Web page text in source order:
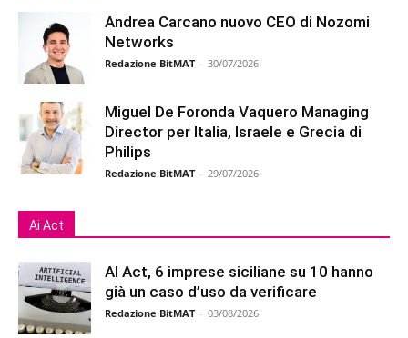
Andrea Carcano nuovo CEO di Nozomi
Networks
Redazione BitMAT - 30/07/2026
Miguel De Foronda Vaquero Managing
Director per Italia, Israele e Grecia di
Philips
Redazione BitMAT - 29/07/2026
Ai Act
AI Act, 6 imprese siciliane su 10 hanno
già un caso d’uso da verificare
Redazione BitMAT - 03/08/2026